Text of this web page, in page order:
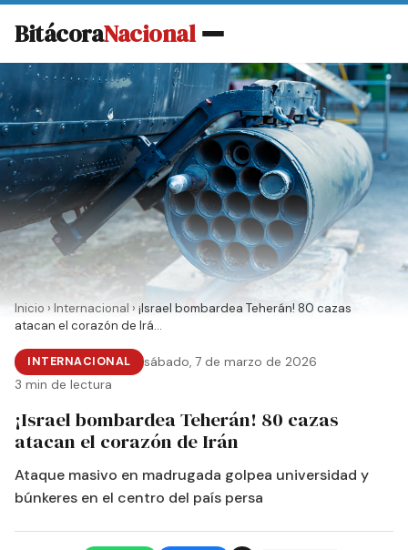
BitácoraNacional
Inicio › Internacional › ¡Israel bombardea Teherán! 80 cazas
atacan el corazón de Irá...
INTERNACIONAL
sábado, 7 de marzo de 2026
3 min de lectura
¡Israel bombardea Teherán! 80 cazas
atacan el corazón de Irán
Ataque masivo en madrugada golpea universidad y
búnkeres en el centro del país persa